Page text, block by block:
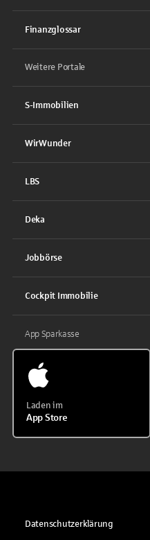
Finanzglossar
Weitere Portale
S-Immobilien
WirWunder
LBS
Deka
Jobbörse
Cockpit Immobilie
App Sparkasse
Laden im
App Store
Datenschutzerklärung